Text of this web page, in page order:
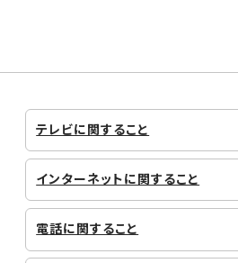
テレビに関すること
インターネットに関すること
電話に関すること